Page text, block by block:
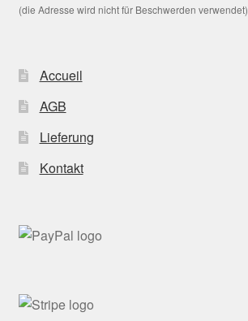
(die Adresse wird nicht für Beschwerden verwendet)
Accueil
AGB
Lieferung
Kontakt